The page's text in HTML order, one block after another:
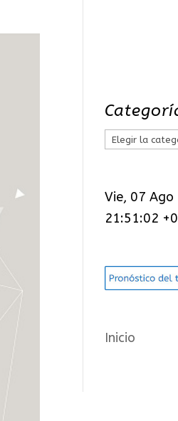
C
e
g
r
í
s
Vie, 07 Ago
21:51:02
Inicio